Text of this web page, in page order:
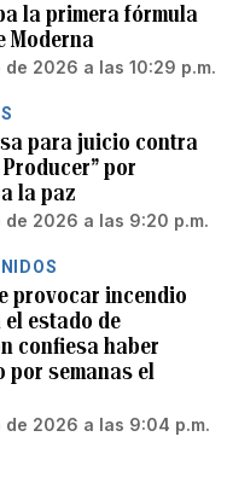
la primera fórmula
Moderna
2026 a las 10:29 p.m.
para juicio contra
por
la paz
de 2026 a las 9:20 p.m.
provocar incendio
estado de
confiesa haber
por semanas el
de 2026 a las 9:04 p.m.